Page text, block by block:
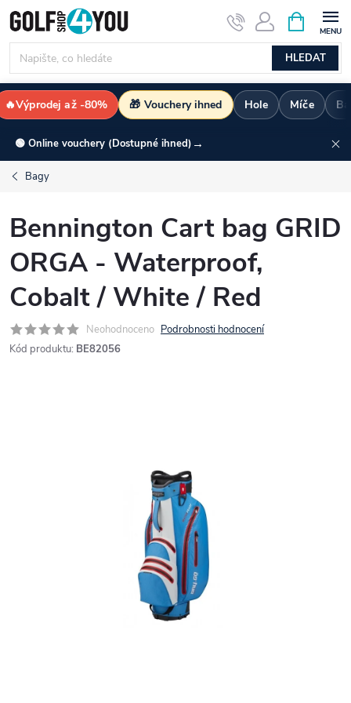
Přejít
na
obsah
HLEDAT
NÁKUPNÍ
KOŠÍK
🔥Výprodej až -80% 🎁 Vouchery ihned Hole Míče
🟢 Online vouchery (Dostupné ihned) →
Bagy
Bennington Cart bag GRID
ORGA - Waterproof,
Cobalt / White / Red
Neohodnoceno Podrobnosti hodnocení
Kód produktu: BE82056